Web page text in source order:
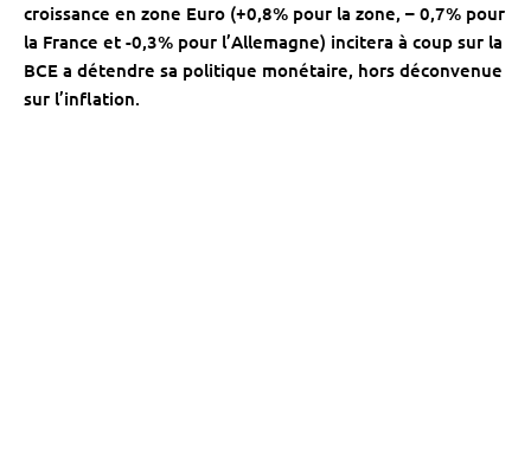
croissance en zone Euro (+0,8% pour la zone, – 0,7% pour
la France et -0,3% pour l’Allemagne) incitera à coup sur la
BCE a détendre sa politique monétaire, hors déconvenue
sur l’inflation.